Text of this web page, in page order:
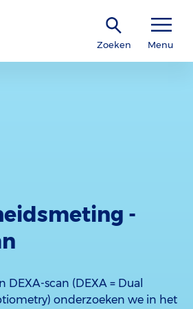
Zoeken Menu
-
scan (DEXA = Dual
onderzoeken we in het